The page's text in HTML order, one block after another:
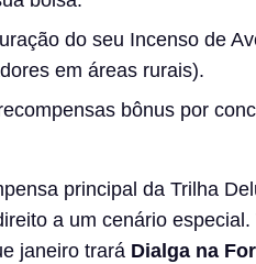
do seu Incenso de
em áreas rurais).
bônus por
principal da Trilha
a um cenário
janeiro trará Dialga na